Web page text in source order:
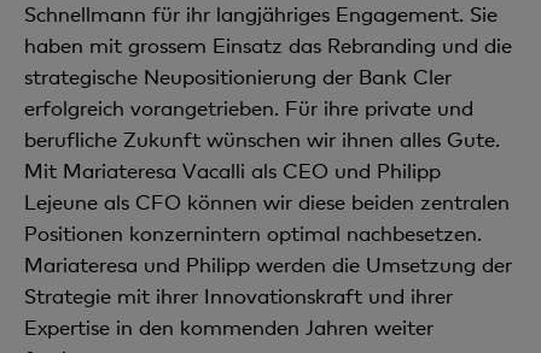
Schnellmann für ihr langjähriges Engagement. Sie
haben mit grossem Einsatz das Rebranding und die
strategische Neupositionierung der Bank Cler
erfolgreich vorangetrieben. Für ihre private und
berufliche Zukunft wünschen wir ihnen alles Gute.
Mit Mariateresa Vacalli als CEO und Philipp
Lejeune als CFO können wir diese beiden zentralen
Positionen konzernintern optimal nachbesetzen.
Mariateresa und Philipp werden die Umsetzung der
Strategie mit ihrer Innovationskraft und ihrer
Expertise in den kommenden Jahren weiter